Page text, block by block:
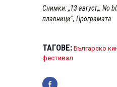
Снимки: „13 август„, No
плавници“, Програмата
ТАГОВЕ: Българско
фестивал